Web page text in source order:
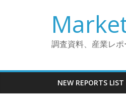
へ
キ
調査資料、産業レ
NEW REPORTS LIST